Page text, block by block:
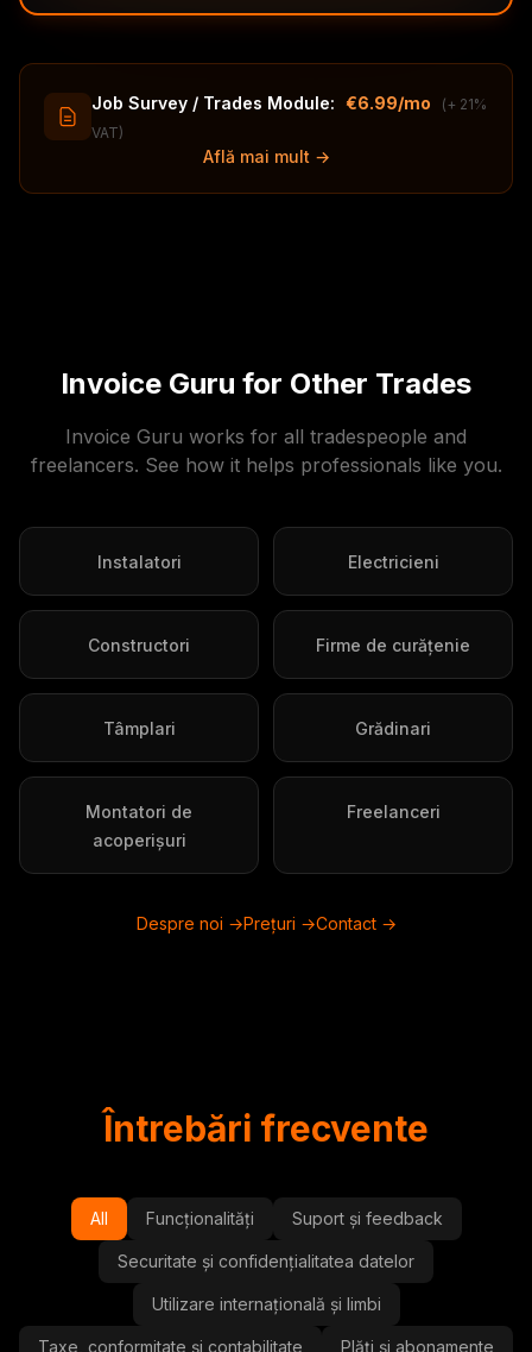
Job Survey / Trades Module: €6.99/mo
(+ 21%
VAT)
Află mai mult →
Invoice Guru for Other Trades
Invoice Guru works for all tradespeople and
freelancers. See how it helps professionals like you.
Instalatori Electricieni
Constructori Firme de curățenie
Tâmplari Grădinari
Montatori de
acoperișuri
Freelanceri
Despre noi →Prețuri →Contact →
Întrebări frecvente
All Funcționalități Suport și feedback
Securitate și confidențialitatea datelor
Utilizare internațională și limbi
Taxe, conformitate și contabilitate Plăți și abonamente